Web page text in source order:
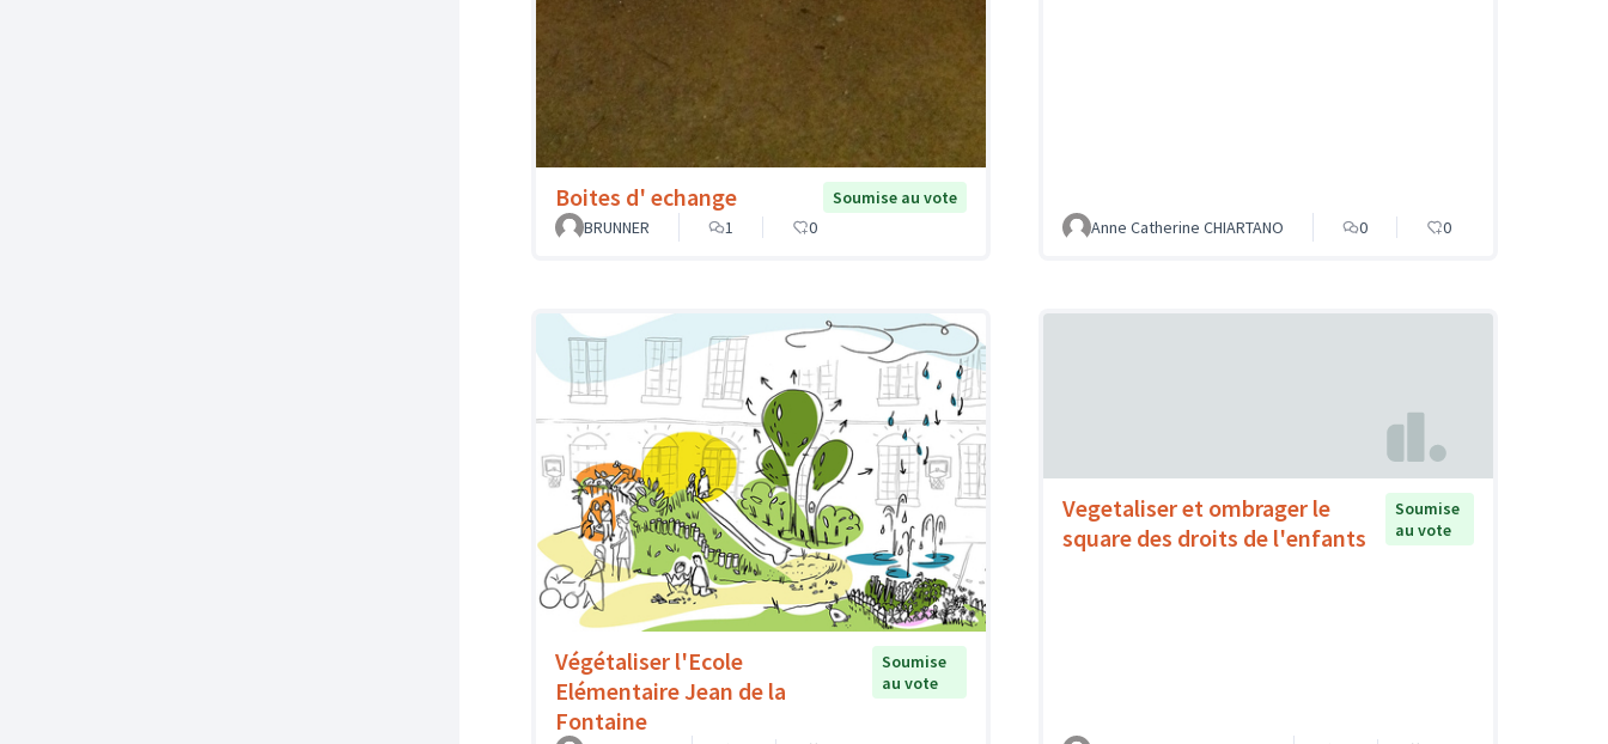
Boites d' echange
Soumise au vote
BRUNNER
1 0 Anne Catherine CHIARTANO 0 0
Végétaliser l'Ecole
Elémentaire Jean de la
Fontaine
Soumise
au vote
Vegetaliser et ombrager le
square des droits de l'enfants
Soumise
au vote